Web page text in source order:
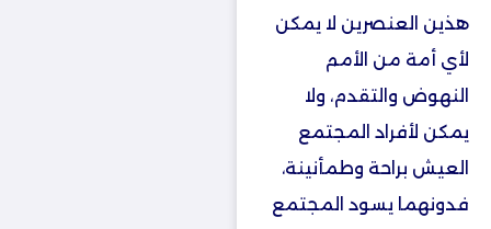
هذين العنصرين لا يمكن
لأي أمة من الأمم
النهوض والتقدم، ولا
يمكن لأفراد المجتمع
العيش براحة وطمأنينة،
فدونهما يسود المجتمع